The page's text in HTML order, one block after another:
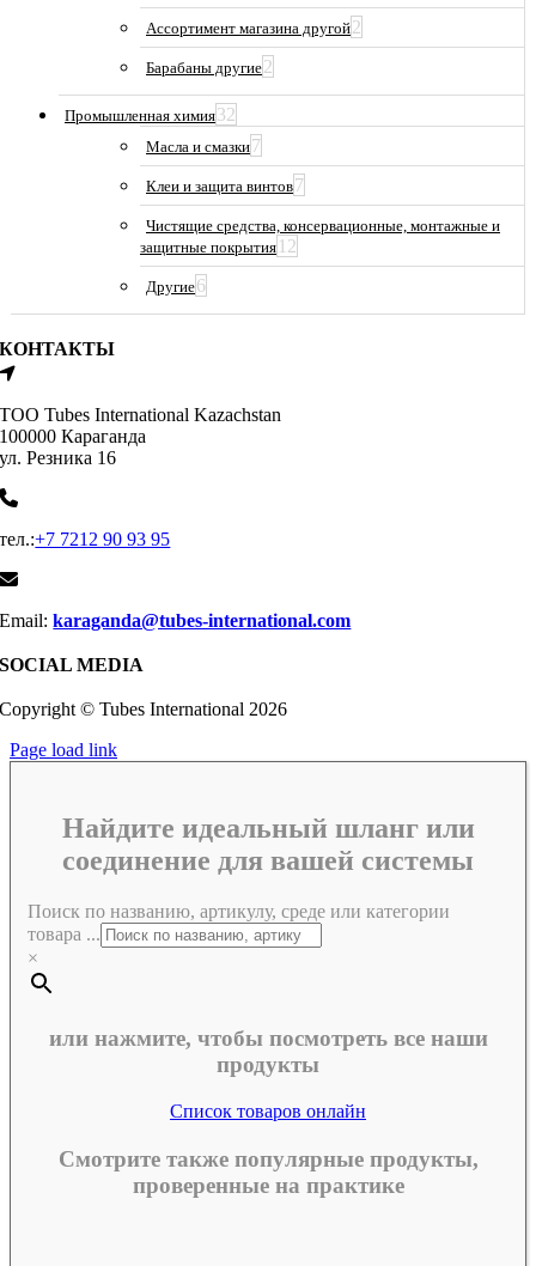
Ассортимент магазина другой2
Барабаны другие2
Промышленная химия32
Масла и смазки7
Клеи и защита винтов7
Чистящие средства, консервационные, монтажные и
защитные покрытия 12
Другие6
КОНТАКТЫ
ТОО Tubes International Kazachstan
100000 Караганда
ул. Резника 16
тел.:+7 7212 90 93 95
Email:karaganda@tubes-international.com
SOCIAL MEDIA
Copyright © Tubes International 2026
Page load link
Найдите идеальный шланг или
соединение для вашей системы
Поиск по названию, артикулу, среде или категории
товара ...
×
или нажмите, чтобы посмотреть все наши
продукты
Список товаров онлайн
Смотрите также популярные продукты,
проверенные на практике